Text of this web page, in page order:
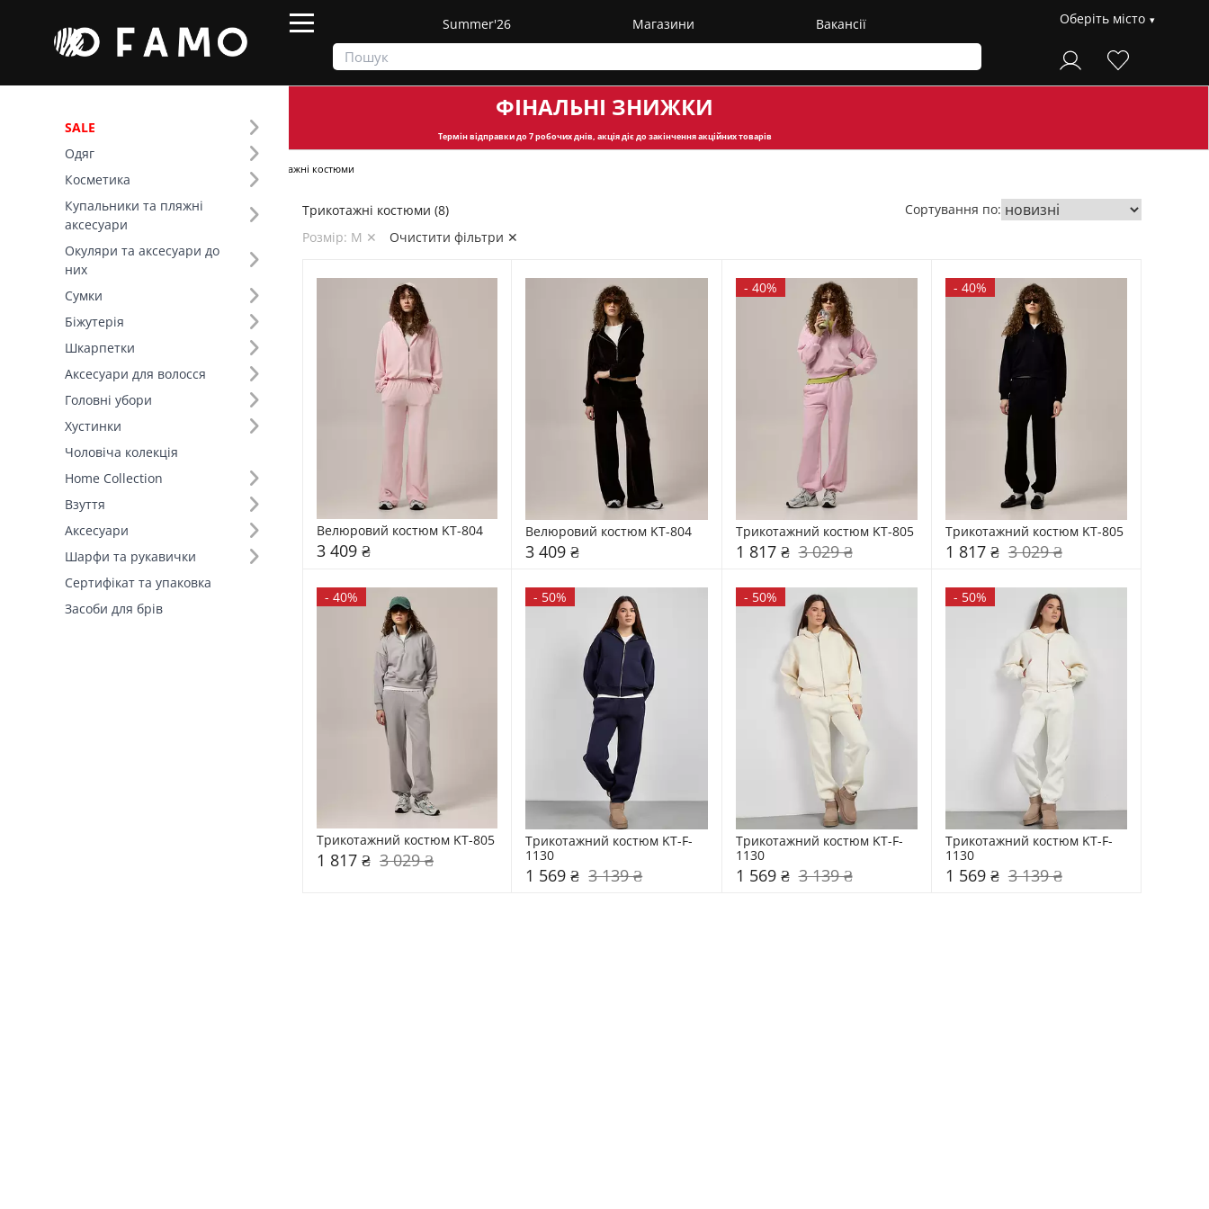
Summer'26 Магазини Вакансії Оберіть місто
SALE
Одяг
Косметика
Купальники та пляжні
аксесуари
Окуляри та аксесуари до
них
Сумки
Біжутерія
Шкарпетки
Аксесуари для волосся
Головні убори
Хустинки
Чоловіча колекція
Home Collection
Взуття
Аксесуари
Шарфи та рукавички
Сертифікат та упаковка
Засоби для брів
ФІНАЛЬНІ ЗНИЖКИ
Термін відправкидо 7 робочих днів, акція діє до закінчення акційних товарів
Трикотажні костюми
Фільтр
Ціна
SALE
Сезон (2)
Розмір (6)
Основний колір (6)
Виробник (1)
FAMO, власне виробництво (5)
Трикотажні костюми (8)
Розмір: M ✕
Очистити фільтри ✕
Сортування по:
Велюровий костюм KT-804
3 409 ₴
Велюровий костюм KT-804
3 409 ₴
- 40%
Трикотажний костюм KT-805
1 817 ₴ 3 029 ₴
- 40%
Трикотажний костюм KT-805
1 817 ₴ 3 029 ₴
- 40%
Трикотажний костюм KT-805
1 817 ₴ 3 029 ₴
- 50%
Трикотажний костюм KT-F-
1130
1 569 ₴ 3 139 ₴
- 50%
Трикотажний костюм KT-F-
1130
1 569 ₴ 3 139 ₴
- 50%
Трикотажний костюм KT-F-
1130
1 569 ₴ 3 139 ₴